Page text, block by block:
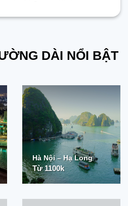
DÀI NỔI BẬT
Hà Nội – Hạ Long
Từ 1100k